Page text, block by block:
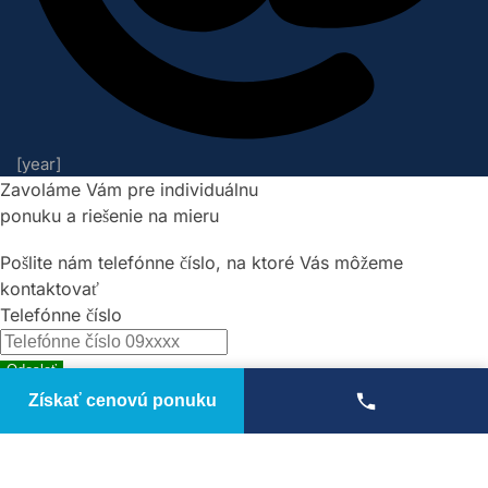
[year]
Získať cenovú ponuku
Zavoláme Vám pre individuálnu
ponuku a riešenie na mieru
Pošlite nám telefónne číslo, na ktoré Vás môžeme
kontaktovať
Telefónne číslo
Odoslať